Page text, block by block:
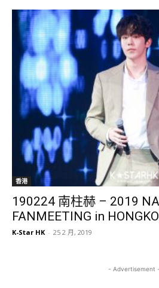
香港
190224 南柱赫 – 2019
FANMEETING in
K-Star HK - 25 2 月, 2019
- Advertisement -